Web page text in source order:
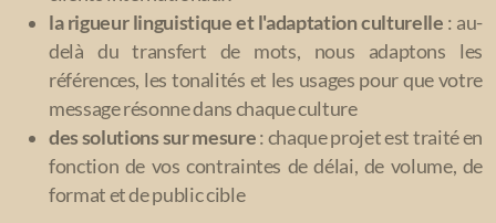
la rigueur linguistique et l'adaptation culturelle : au-
delà du transfert de mots, nous adaptons les
références, les tonalités et les usages pour que votre
message résonne dans chaque culture
des solutions sur mesure: chaque projet est traité en
fonction de vos contraintes de délai, de volume, de
format et de public cible